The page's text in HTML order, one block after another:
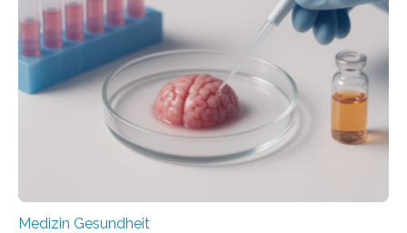
kann und wie sich durch eine Verringerung der
Herzbelastung und des oxidativen Stresses
Rhythmusstörungen reduzieren lassen. Würzburg. Die
hypertrophe Kardiomyopathie (HCM) ist die häufigste
erblich bedingte Herzerkrankung. Sie führt dazu, dass
sich die linke Herzkammer verdickt, der Herzmuskel zu
stark kontrahiert…
Medizin Gesundheit